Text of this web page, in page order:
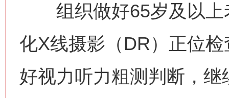
组织做好65岁及以上
化X线摄影（DR）正位
好视力听力粗测判断，